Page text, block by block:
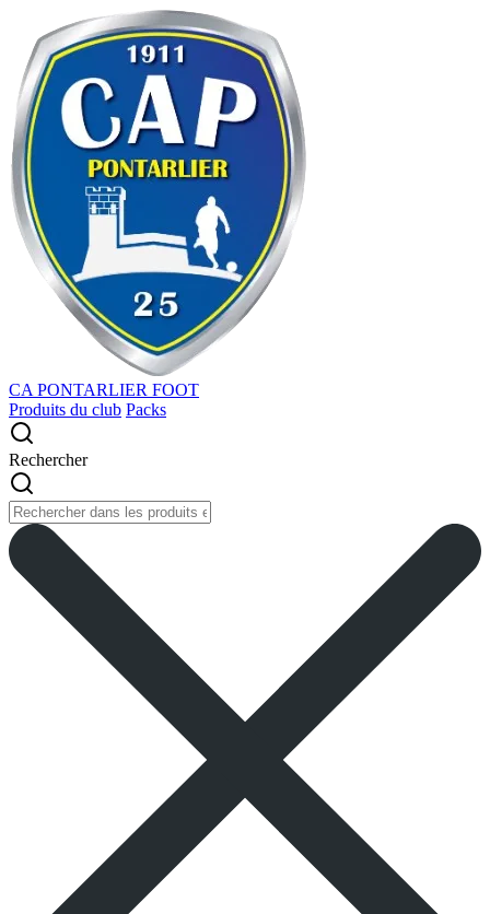
CA PONTARLIER FOOT
Produits du club Packs
Rechercher